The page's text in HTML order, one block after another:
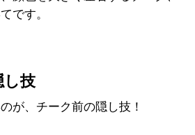
です。
し技
が、チーク前の隠し技！